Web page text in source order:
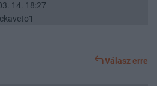
14. 18:27
Válasz erre